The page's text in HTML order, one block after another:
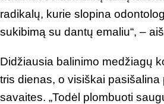
radikalų, kurie slopina
sukibimą su dantų emaliu“, –
Didžiausia balinimo medžiagų
tris dienas, o visiškai pasišalina
savaites. „Todėl plombuoti